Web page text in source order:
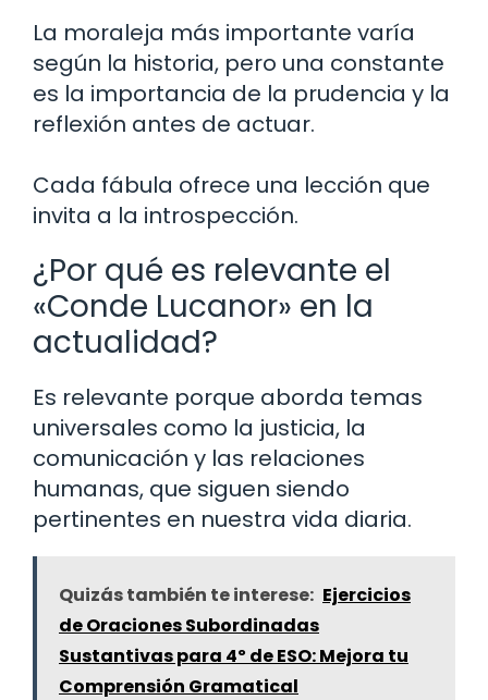
La moraleja más importante varía
según la historia, pero una constante
es la importancia de la prudencia y la
reflexión antes de actuar.
Cada fábula ofrece una lección que
invita a la introspección.
¿Por qué es relevante el
«Conde Lucanor» en la
actualidad?
Es relevante porque aborda temas
universales como la justicia, la
comunicación y las relaciones
humanas, que siguen siendo
pertinentes en nuestra vida diaria.
Quizás también te interese: Ejercicios
de Oraciones Subordinadas
Sustantivas para 4º de ESO: Mejora tu
Comprensión Gramatical